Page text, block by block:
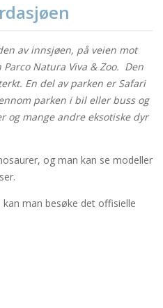
av innsjøen, på veien mot
Natura Viva & Zoo. Den
En del av parken er Safari
parken i bil eller buss og
og mange andre eksotiske dyr
og man kan se modeller
man besøke det offisielle